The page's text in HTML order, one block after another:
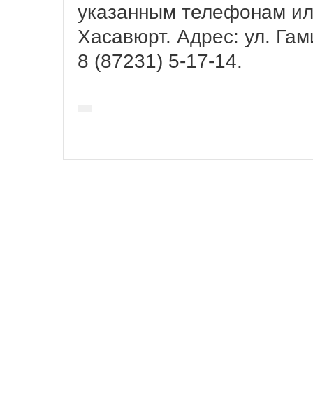
указанным телефонам
Хасавюрт. Адрес: ул.
8 (87231) 5-17-14.